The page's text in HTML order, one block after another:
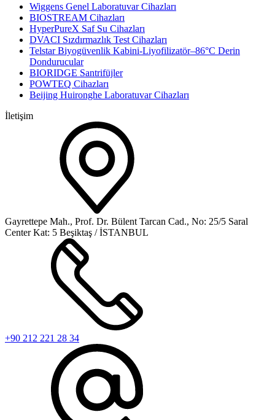
Wiggens Genel Laboratuvar Cihazları
BIOSTREAM Cihazları
HyperPureX Saf Su Cihazları
DVACI Sızdırmazlık Test Cihazları
Telstar Biyogüvenlik Kabini-Liyofilizatör–86°C Derin
Dondurucular
BIORIDGE Santrifüjler
POWTEQ Cihazları
Beijing Huironghe Laboratuvar Cihazları
İletişim
Gayrettepe Mah., Prof. Dr. Bülent Tarcan Cad., No: 25/5 Saral
Center Kat: 5 Beşiktaş / İSTANBUL
+90 212 221 28 34